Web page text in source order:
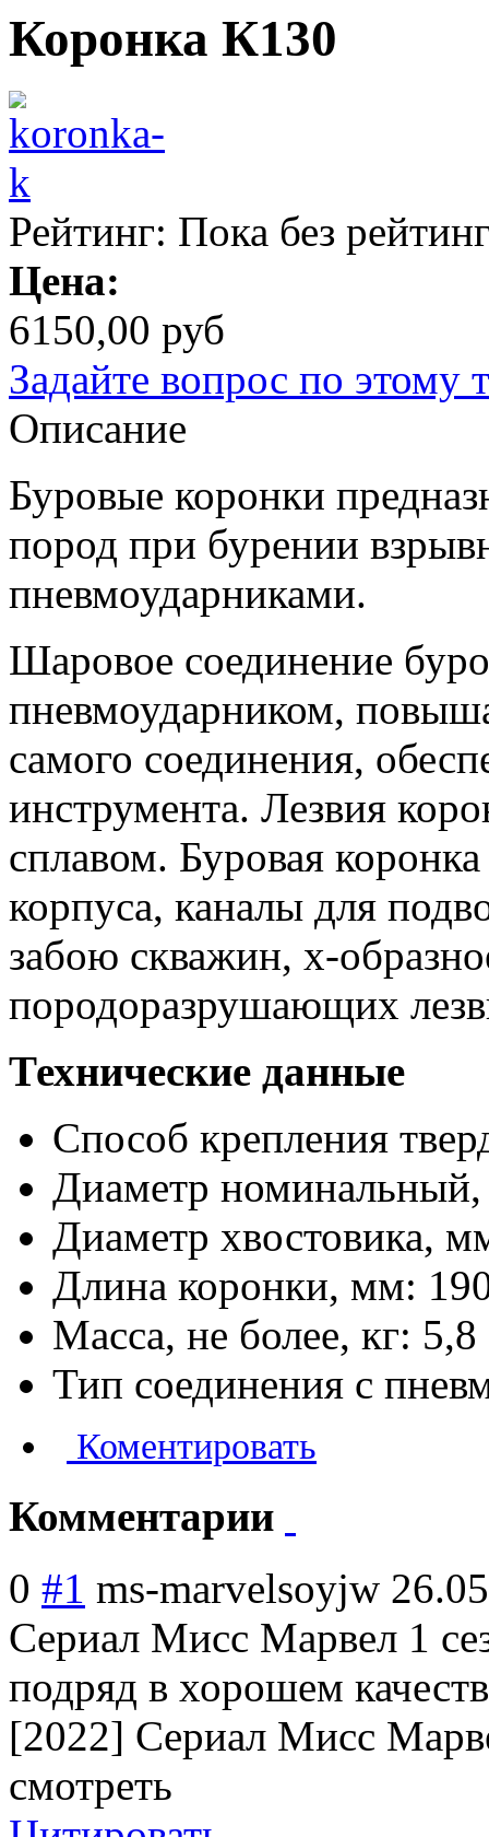
Коронка К130
Рейтинг: Пока без
Цена:
6150,00 руб
Задайте вопрос по этому
Описание
Буровые коронки
пород при бурении
пневмоударниками.
Шаровое соединение
пневмоударником,
самого соединения,
инструмента. Лезвия
сплавом. Буровая
корпуса, каналы для
забою скважин, х-
породоразрушающих
Технические данные
Способ крепления
Диаметр
Диаметр хвостовика,
Длина коронки, мм:
Масса, не более, кг: 5,8
Тип соединения с
Коментировать
Комментарии
0 #1 ms-marvelsoyjw
Сериал Мисс Марвел 1
подряд в хорошем
[2022] Сериал Мисс
смотреть